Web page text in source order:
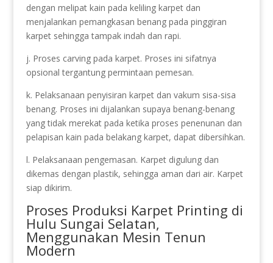
dengan melipat kain pada keliling karpet dan
menjalankan pemangkasan benang pada pinggiran
karpet sehingga tampak indah dan rapi.
j. Proses carving pada karpet. Proses ini sifatnya
opsional tergantung permintaan pemesan.
k. Pelaksanaan penyisiran karpet dan vakum sisa-sisa
benang. Proses ini dijalankan supaya benang-benang
yang tidak merekat pada ketika proses penenunan dan
pelapisan kain pada belakang karpet, dapat dibersihkan.
l. Pelaksanaan pengemasan. Karpet digulung dan
dikemas dengan plastik, sehingga aman dari air. Karpet
siap dikirim.
Proses Produksi Karpet Printing di
Hulu Sungai Selatan,
Menggunakan Mesin Tenun
Modern